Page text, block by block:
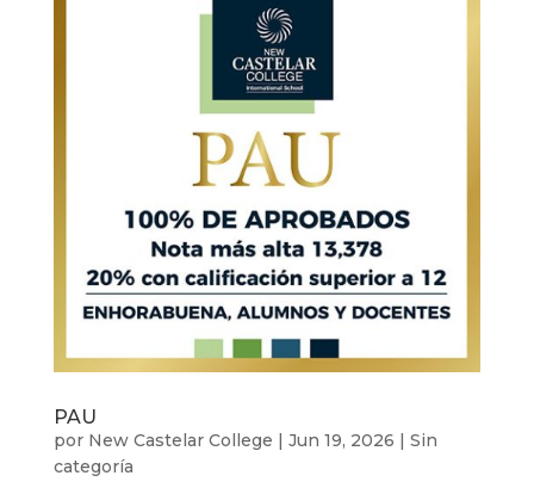
PAU
por New Castelar College | Jun 19, 2026 | Sin
categoría